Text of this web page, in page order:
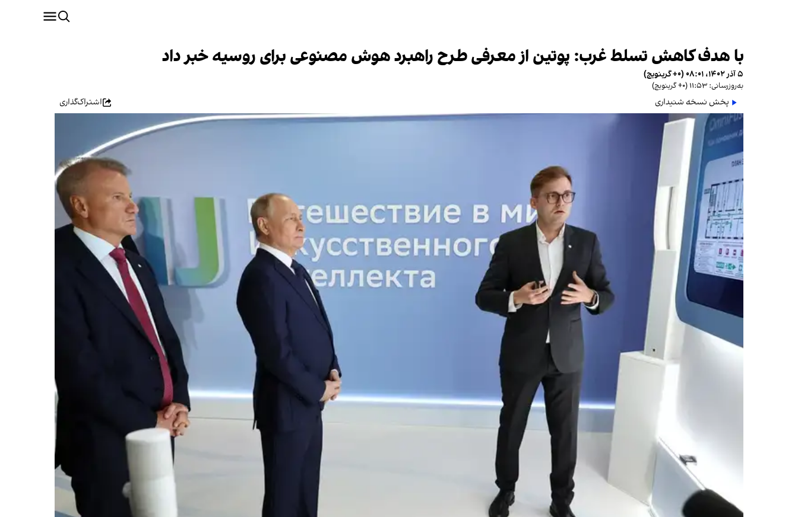
با هدف کاهش تسلط غرب: پوتین از معرفی طرح راهبرد هوش مصنوعی برای روسیه خبر داد
۵ آذر ۱۴۰۲، ۰۸:۰۱ (‎+۰ گرینویچ)
به‌روزرسانی: ۱۱:۵۳ (‎+۰ گرینویچ)
پخش نسخه شنیداری اشتراک‌گذاری